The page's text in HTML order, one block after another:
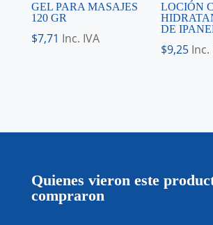
GEL PARA MASAJES
120 GR
$7,71 Inc. IVA
LOCIÓN
DE
$9,25 Inc.
Quienes vieron este
compraron